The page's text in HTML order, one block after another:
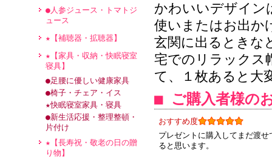
●人参ジュース・トマトジ
ュース
★【補聴器・拡聴器】
★【家具・収納・快眠寝室
寝具】
●足腰に優しい健康家具
●椅子・チェア・イス
★快眠寝室家具・寝具
●新生活応援・整理整頓・
片付け
★【長寿祝・敬老の日の贈
り物】
かわいいデザイン
使いまたはお出か
玄関に出るときな
宅でのリラックス
て、１枚あると大
■ ご購入者様の
おすすめ度
プレゼントに購入してまだ渡
ると思います。